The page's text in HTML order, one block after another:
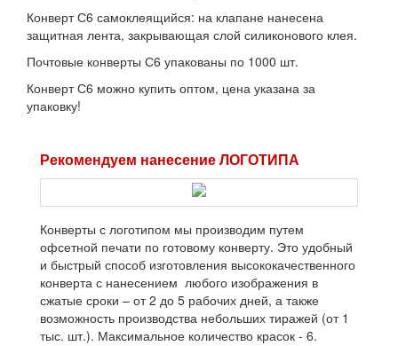
Конверт С6 самоклеящийся: на клапане нанесена
защитная лента, закрывающая слой силиконового клея.
Почтовые конверты С6 упакованы по 1000 шт.
Конверт С6 можно купить оптом, цена указана за
упаковку!
Рекомендуем нанесение ЛОГОТИПА
Конверты с логотипом мы производим путем
офсетной печати по готовому конверту. Это удобный
и быстрый способ изготовления высококачественного
конверта с нанесением любого изображения в
сжатые сроки – от 2 до 5 рабочих дней, а также
возможность производства небольших тиражей (от 1
тыс. шт.). Максимальное количество красок - 6.